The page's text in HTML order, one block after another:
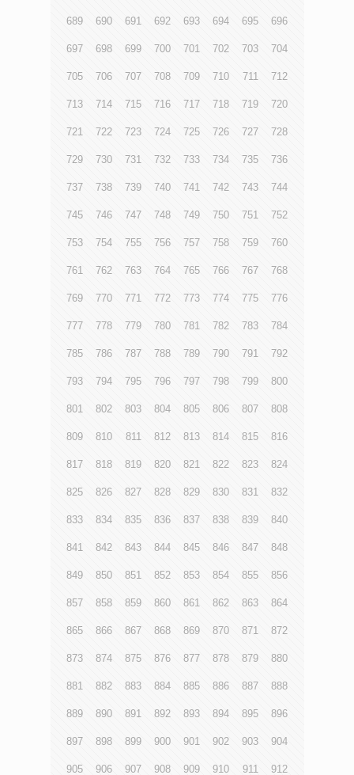
689 690 691 692 693 694 695 696
697 698 699 700 701 702 703 704
705 706 707 708 709 710 711 712
713 714 715 716 717 718 719 720
721 722 723 724 725 726 727 728
729 730 731 732 733 734 735 736
737 738 739 740 741 742 743 744
745 746 747 748 749 750 751 752
753 754 755 756 757 758 759 760
761 762 763 764 765 766 767 768
769 770 771 772 773 774 775 776
777 778 779 780 781 782 783 784
785 786 787 788 789 790 791 792
793 794 795 796 797 798 799 800
801 802 803 804 805 806 807 808
809 810 811 812 813 814 815 816
817 818 819 820 821 822 823 824
825 826 827 828 829 830 831 832
833 834 835 836 837 838 839 840
841 842 843 844 845 846 847 848
849 850 851 852 853 854 855 856
857 858 859 860 861 862 863 864
865 866 867 868 869 870 871 872
873 874 875 876 877 878 879 880
881 882 883 884 885 886 887 888
889 890 891 892 893 894 895 896
897 898 899 900 901 902 903 904
905 906 907 908 909 910 911 912